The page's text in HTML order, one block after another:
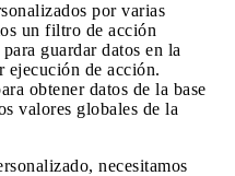
por varias
un filtro de acción
guardar datos en la
ejecución de acción.
obtener datos de la base
valores globales de la
necesitamos